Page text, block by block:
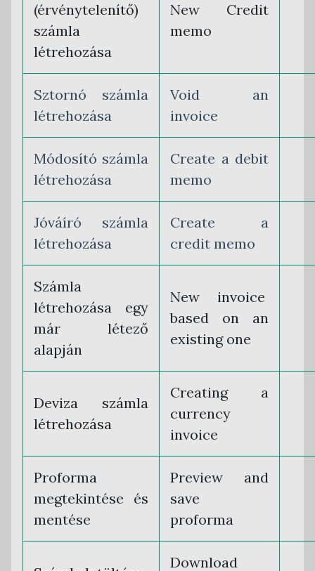
(érvénytelenítő)
számla
létrehozása
New Credit
memo
Sztornó számla
létrehozása
Void an
invoice
Módosító számla
létrehozása
Create a debit
memo
Jóváíró számla
létrehozása
Create a
credit memo
Számla
létrehozása egy
már létező
alapján
New invoice
based on an
existing one
Deviza számla
létrehozása
Creating a
currency
invoice
Proforma
megtekintése és
mentése
Preview and
save
proforma
Download